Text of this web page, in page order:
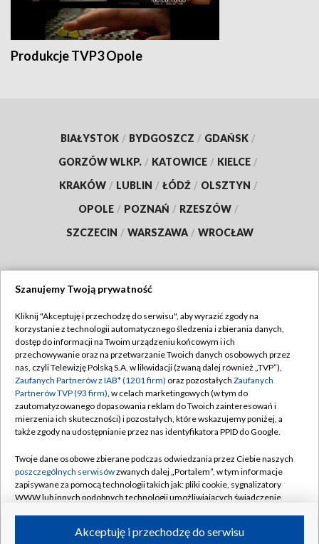
Produkcje TVP3 Opole
BIAŁYSTOK / BYDGOSZCZ / GDAŃSK /
GORZÓW WLKP. / KATOWICE / KIELCE /
KRAKÓW / LUBLIN / ŁÓDŹ / OLSZTYN /
OPOLE / POZNAŃ / RZESZÓW /
SZCZECIN / WARSZAWA / WROCŁAW
TVP
Abonament TVP
Emisja w TVP
Centrum informacji TVP
Naziemna Telewizja Cyfrowa
Rada Programowa
System NOS
Informacje o nadawcy
Program dla prasy
Regulamin TVP
Polityka prywatności
Moje zgody
Pomoc
Kontakt
Kanały
Szanujemy Twoją prywatność
Kliknij "Akceptuję i przechodzę do serwisu", aby wyrazić zgody na
korzystanie z technologii automatycznego śledzenia i zbierania danych,
dostęp do informacji na Twoim urządzeniu końcowym i ich
przechowywanie oraz na przetwarzanie Twoich danych osobowych przez
nas, czyli Telewizję Polską S.A. w likwidacji (zwaną dalej również „TVP”),
Zaufanych Partnerów z IAB* (1201 firm) oraz pozostałych Zaufanych
Partnerów TVP (93 firm), w celach marketingowych (w tym do
zautomatyzowanego dopasowania reklam do Twoich zainteresowań i
mierzenia ich skuteczności) i pozostałych, które wskazujemy poniżej, a
także zgody na udostępnianie przez nas identyfikatora PPID do Google.
Twoje dane osobowe zbierane podczas odwiedzania przez Ciebie naszych
poszczególnych serwisówzwanych dalej „Portalem”, w tym informacje
zapisywane za pomocą technologii takich jak: pliki cookie, sygnalizatory
WWW lub innych podobnych technologii umożliwiających świadczenie
ruchu w Internecie.Akceptuję i przechodzę do serwisu